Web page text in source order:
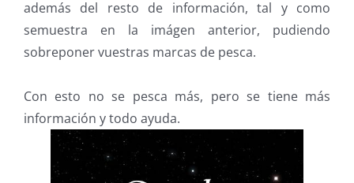
además del resto de información, tal y como
semuestra en la imágen anterior, pudiendo
sobreponer vuestras marcas de pesca.
Con esto no se pesca más, pero se tiene más
información y todo ayuda.